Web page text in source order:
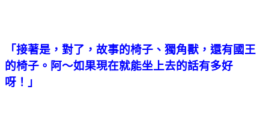
「接著是，對了，故事的椅子、獨角獸，還有國王
的椅子。阿～如果現在就能坐上去的話有多好
呀！」